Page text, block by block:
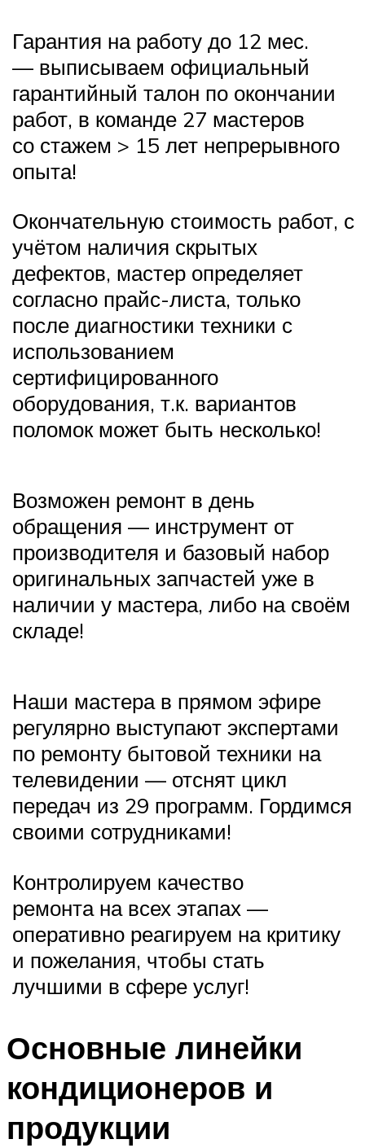
Гарантия на работу до 12 мес.
— выписываем официальный
гарантийный талон по окончании
работ, в команде 27 мастеров
со стажем > 15 лет непрерывного
опыта!
Окончательную стоимость работ, с
учётом наличия скрытых
дефектов, мастер определяет
согласно прайс-листа, только
после диагностики техники с
использованием
сертифицированного
оборудования, т.к. вариантов
поломок может быть несколько!
Возможен ремонт в день
обращения — инструмент от
производителя и базовый набор
оригинальных запчастей уже в
наличии у мастера, либо на своём
складе!
Наши мастера в прямом эфире
регулярно выступают экспертами
по ремонту бытовой техники на
телевидении — отснят цикл
передач из 29 программ. Гордимся
своими сотрудниками!
Контролируем качество
ремонта на всех этапах —
оперативно реагируем на критику
и пожелания, чтобы стать
лучшими в сфере услуг!
Основные линейки
кондиционеров и
продукции